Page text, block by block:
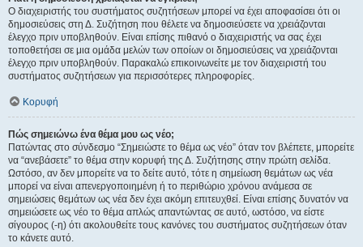
Ο διαχειριστής του συστήματος συζητήσεων μπορεί να έχει αποφασίσει ότι οι
δημοσιεύσεις στη Δ. Συζήτηση που θέλετε να δημοσιεύσετε να χρειάζονται
έλεγχο πριν υποβληθούν. Είναι επίσης πιθανό ο διαχειριστής να σας έχει
τοποθετήσει σε μια ομάδα μελών των οποίων οι δημοσιεύσεις να χρειάζονται
έλεγχο πριν υποβληθούν. Παρακαλώ επικοινωνείτε με τον διαχειριστή του
συστήματος συζητήσεων για περισσότερες πληροφορίες.
Κορυφή
Πώς σημειώνω ένα θέμα μου ως νέο;
Πατώντας στο σύνδεσμο “Σημειώστε το θέμα ως νέο” όταν τον βλέπετε, μπορείτε
να “ανεβάσετε” το θέμα στην κορυφή της Δ. Συζήτησης στην πρώτη σελίδα.
Ωστόσο, αν δεν μπορείτε να το δείτε αυτό, τότε η σημείωση θεμάτων ως νέα
μπορεί να είναι απενεργοποιημένη ή το περιθώριο χρόνου ανάμεσα σε
σημειώσεις θεμάτων ως νέα δεν έχει ακόμη επιτευχθεί. Είναι επίσης δυνατόν να
σημειώσετε ως νέο το θέμα απλώς απαντώντας σε αυτό, ωστόσο, να είστε
σίγουρος (-η) ότι ακολουθείτε τους κανόνες του συστήματος συζητήσεων όταν
το κάνετε αυτό.